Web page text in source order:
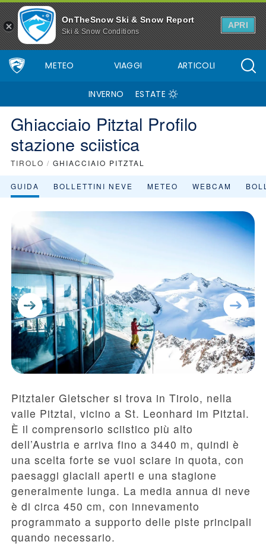
OnTheSnow Ski & Snow Report
Ski & Snow Conditions
APRI
METEO VIAGGI ARTICOLI
INVERNO ESTATE
Ghiacciaio Pitztal Profilo
stazione sciistica
TIROLO / GHIACCIAIO PITZTAL
GUIDA BOLLETTINI NEVE METEO WEBCAM
Pitztaler Gletscher si trova in Tirolo, nella
valle Pitztal, vicino a St. Leonhard im Pitztal.
È il comprensorio sciistico più alto
dell’Austria e arriva fino a 3440 m, quindi è
una scelta forte se vuoi sciare in quota, con
paesaggi glaciali aperti e una stagione
generalmente lunga. La media annua di neve
è di circa 450 cm, con innevamento
programmato a supporto delle piste principali
quando necessario.